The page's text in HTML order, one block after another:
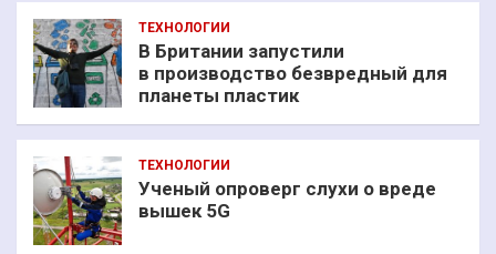
ТЕХНОЛОГИИ
В Британии запустили
в производство безвредный для
планеты пластик
ТЕХНОЛОГИИ
Ученый опроверг слухи о вреде
вышек 5G